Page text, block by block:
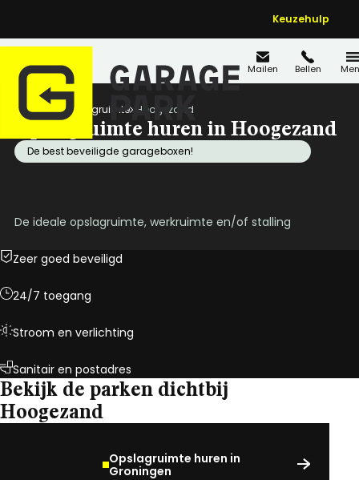
Keuzehulp
Mailen Bellen
Home Opslagruimte Hoogezand
Opslagruimte huren in Hoogezand
De best beveiligde garageboxen!
De ideale opslagruimte, werkruimte en/of stalling
Zeer goed beveiligd
24/7 toegang
Stroom en verlichting
Sanitair en postadres
Bekijk de parken dichtbij
Hoogezand
Opslagruimte huren in
Groningen